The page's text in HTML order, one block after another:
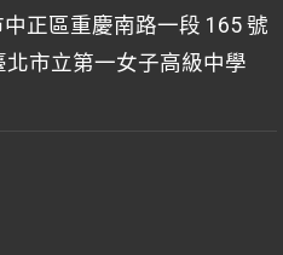
正區重慶南路一段 165 號
北市立第一女子高級中學